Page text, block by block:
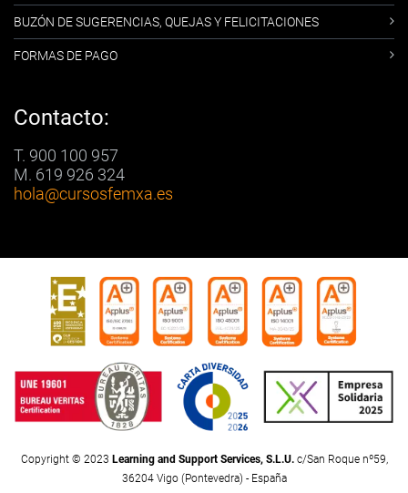
BUZÓN DE SUGERENCIAS, QUEJAS Y FELICITACIONES
FORMAS DE PAGO
Contacto:
T. 900 100 957
M. 619 926 324
hola@cursosfemxa.es
Copyright © 2023 Learning and Support Services, S.L.U.c/San Roque nº59,
36204 Vigo (Pontevedra) - España